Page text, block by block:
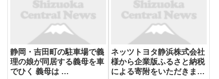
静岡・吉田町の駐車場で義
理の娘が同居する義母を車
でひく 義母は …
ネッツトヨタ静浜株式会社
様から企業版ふるさと納税
による寄附をいただきまし